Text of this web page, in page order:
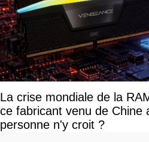
La crise mondiale de la
ce fabricant venu de Chine
personne n'y croit ?